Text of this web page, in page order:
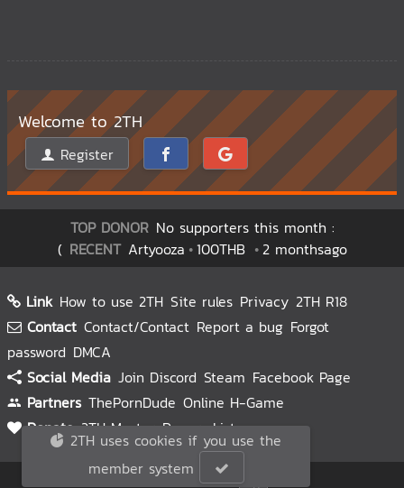
Welcome to 2TH
Register
TOP DONOR No supporters this month :
( RECENT Artyooza 100THB 2 monthsago
Link How to use 2TH Site rules Privacy 2TH R18
Contact Contact/Contact Report a bug Forgot
password DMCA
Social Media Join Discord Steam Facebook Page
Partners ThePornDude Online H-Game
Donate 2TH Master Donors List
© 2TH 🥚2026
2TH uses cookies if you use the
member system